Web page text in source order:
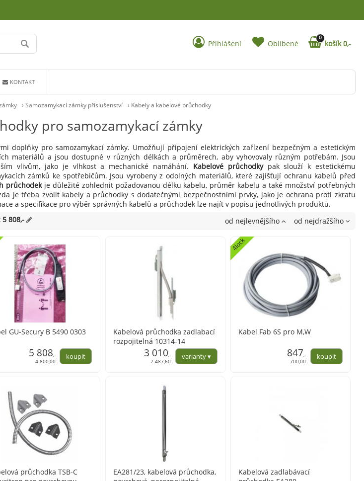
›Samozamykací zámky příslušenství › Kabely a kabelové průchodky
pro samozamykací zámky
doplňky pro samozamykací zámky. Umožňují připojení elektrických zařízení bezpečným a estetickým
materiálů a jsou dostupné v různých délkách a průměrech, aby vyhovovaly různým potřebám. Jsou
vlivům, jako je vlhkost a mechanické namáhání. Kabelové průchodkypak slouží k estetickému
zámků ke spotřebičům. Jsou vyrobeny z odolných materiálů, které zajišťují ochranu kabelů před
průchodekje důležité zohlednit požadovanou délku kabelu, průměr kabelu a také množství potřebných
je třeba zvolit kabely a průchodky s dodatečnými bezpečnostními prvky, jako je ochrana proti zkratu
a specifikace pro výběr správných kabelů a průchodek lze najít v popisu jednotlivých produktů.
od nejlevnějšího
od nejdražšího
5 808,-
GU-Secury B 5490 0303
5 808,-
4 800,00
Kabelová průchodka zadlabací
rozpojitelná 10314-14
3 010,-
2 487,60
Kabel Fab 6S pro M,W
4lock
847,-
700,00
průchodka TSB-C
EA281/23, kabelová průchodka,
Kabelová zadlabávací
KONTAKT
Přihlášení Oblíbené
0
košík 0,-